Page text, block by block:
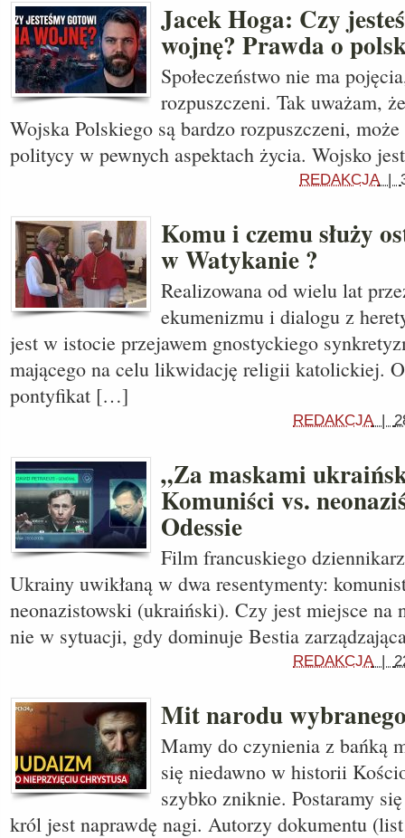
Jacek Hoga: Czy
wojnę? Prawda o
Społeczeństwo nie ma
rozpuszczeni. Tak uważam,
Wojska Polskiego są bardzo rozpuszczeni,
politycy w pewnych aspektach życia. Wojsko
REDAKCJA|
Komu i czemu służy
w Watykanie ?
Realizowana od wielu lat
ekumenizmu i dialogu z
jest w istocie przejawem gnostyckiego
mającego na celu likwidację religii katolickiej.
pontyfikat […]
REDAKCJA|
„Za maskami
Komuniści vs.
Odessie
Film francuskiego
Ukrainy uwikłaną w dwa resentymenty:
neonazistowski (ukraiński). Czy jest miejsce na
nie w sytuacji, gdy dominuje Bestia
REDAKCJA|
Mit narodu
Mamy do czynienia z bańką
się niedawno w historii
szybko zniknie. Postaramy
król jest naprawdę nagi. Autorzy dokumentu